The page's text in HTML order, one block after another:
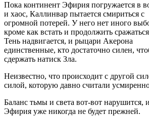
Пока континент Эфирия погружается в
и хаос, Каллинвар пытается смириться с
огромной потерей. У него нет иного
кроме как встать и продолжить
Тень надвигается, и рыцари Акерона
единственные, кто достаточно силен,
сдержать натиск Зла.
Неизвестно, что происходит с другой
силой, которую давно считали
Баланс тьмы и света вот-вот нарушится, и
Эфирия уже никогда не будет прежней.